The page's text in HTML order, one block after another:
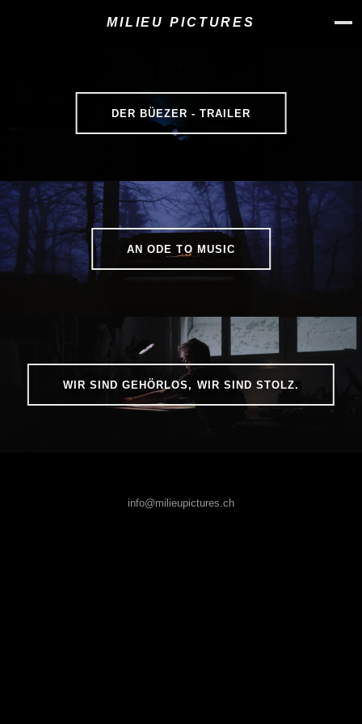
MILIEU PICTURES
DER BÜEZER - TRAILER
AN ODE TO MUSIC
WIR SIND GEHÖRLOS, WIR SIND STOLZ.
info@milieupictures.ch